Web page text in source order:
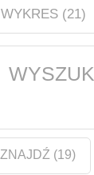
WYKRES(21)
ZNAJDŹ (19)